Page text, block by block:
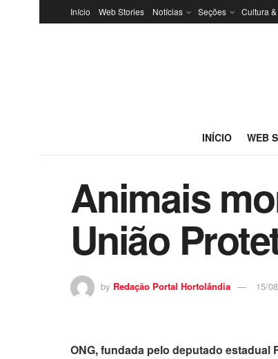
Início Web Stories Notícias Seções Cultura
INÍCIO WEB
Animais
União
by Redação Portal Hortolândia 15/
ONG, fundada pelo deputado estadual